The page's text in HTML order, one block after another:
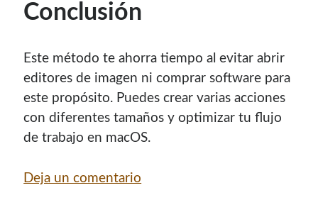
Conclusión
Este método te ahorra tiempo al evitar abrir
editores de imagen ni comprar software para
este propósito. Puedes crear varias acciones
con diferentes tamaños y optimizar tu flujo
de trabajo en macOS.
Deja un comentario